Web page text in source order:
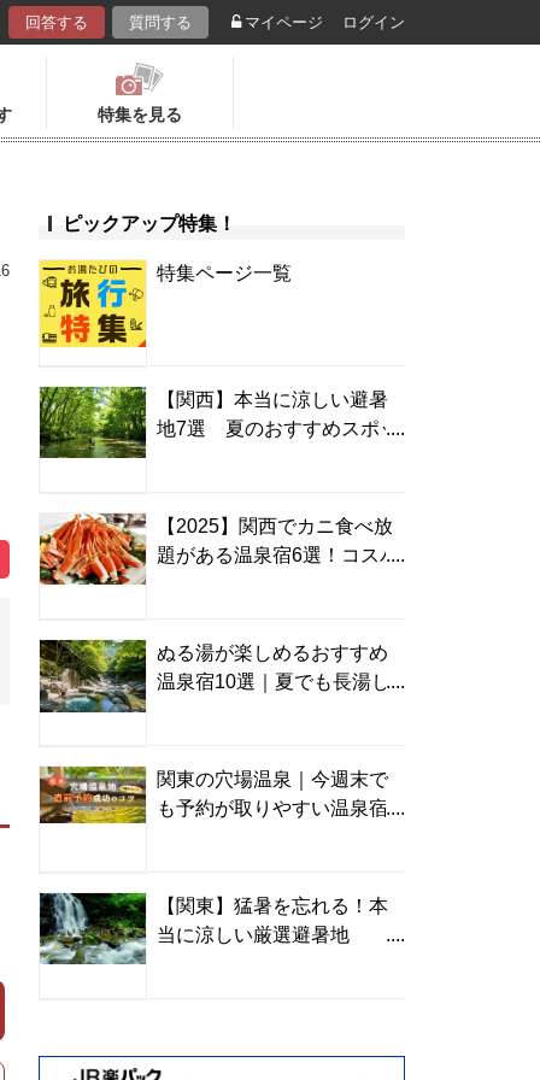
回答する 質問する マイページ ログイン
特集を見る
ピックアップ特集！
特集ページ一覧
【関西】本当に涼しい避暑
地7選 夏のおすすめスポッ
【2025】関西でカニ食べ放
題がある温泉宿6選！コスパ
ぬる湯が楽しめるおすすめ
温泉宿10選｜夏でも長湯し
関東の穴場温泉｜今週末で
も予約が取りやすい温泉宿
【関東】猛暑を忘れる！本
当に涼しい厳選避暑地